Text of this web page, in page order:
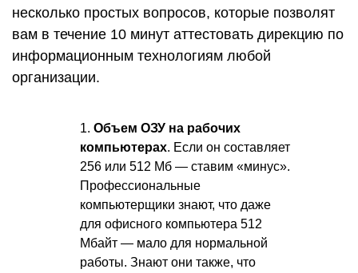
несколько простых вопросов, которые позволят
вам в течение 10 минут аттестовать дирекцию по
информационным технологиям любой
организации.
1. Объем ОЗУ на рабочих
компьютерах. Если он составляет
256 или 512 Мб — ставим «минус».
Профессиональные
компьютерщики знают, что даже
для офисного компьютера 512
Мбайт — мало для нормальной
работы. Знают они также, что